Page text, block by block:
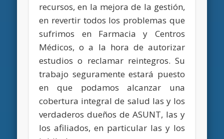
recursos, en la mejora de la gestión,
en revertir todos los problemas que
sufrimos en Farmacia y Centros
Médicos, o a la hora de autorizar
estudios o reclamar reintegros. Su
trabajo seguramente estará puesto
en que podamos alcanzar una
cobertura integral de salud las y los
verdaderos dueños de ASUNT, las y
los afiliados, en particular las y los